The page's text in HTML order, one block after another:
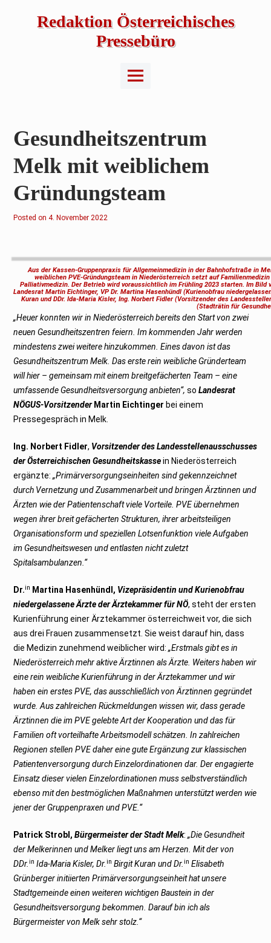
Redaktion Österreichisches
Pressebüro
Main
Menu
Gesundheitszentrum
Melk mit weiblichem
Gründungsteam
Posted on4
e
b
e
r
2
0
2
4. November 2022
Aus der Kassen-Gruppenpraxis für Allgemeinmedizin in der Bahnhofstraße in
weiblichen PVE-Gründungsteam in Niederösterreich setzt auf
Palliativmedizin. Der Betrieb wird voraussichtlich im Frühling 2023 starten. Im
Landesrat Martin Eichtinger, VP Dr. Martina Hasenhündl (Kurienobfrau
Kuran und DDr. Ida-Maria Kisler, Ing. Norbert Fidler (Vorsitzender des
(Stadträtin für
„Heuer konnten wir in Niederösterreich bereits den Start von zwei
neuen Gesundheitszentren feiern. Im kommenden Jahr werden
mindestens zwei weitere hinzukommen. Eines davon ist das
Gesundheitszentrum Melk. Das erste rein weibliche Gründerteam
will hier – gemeinsam mit einem breitgefächerten Team – eine
umfassende Gesundheitsversorgung anbieten“, soLandesrat
NÖGUS-VorsitzenderMartin Eichtinger bei einem
Pressegespräch in Melk.
Ing. Norbert Fidler, Vorsitzender des Landesstellenausschusses
der Österreichischen Gesundheitskassein Niederösterreich
ergänzte:„Primärversorgungseinheiten sind gekennzeichnet
durch Vernetzung und Zusammenarbeit und bringen Ärztinnen und
Ärzten wie der Patientenschaft viele Vorteile. PVE übernehmen
wegen ihrer breit gefächerten Strukturen, ihrer arbeitsteiligen
Organisationsform und speziellen Lotsenfunktion viele Aufgaben
im Gesundheitswesen und entlasten nicht zuletzt
Spitalsambulanzen.“
Dr.in Martina Hasenhündl, Vizepräsidentin und Kurienobfrau
niedergelassene Ärzte der Ärztekammer für NÖ, steht der ersten
Kurienführung einer Ärztekammer österreichweit vor, die sich
aus drei Frauen zusammensetzt. Sie weist darauf hin, dass
die Medizin zunehmend weiblicher wird:„Erstmals gibt es in
Niederösterreich mehr aktive Ärztinnen als Ärzte. Weiters haben wir
eine rein weibliche Kurienführung in der Ärztekammer und wir
haben ein erstes PVE, das ausschließlich von Ärztinnen gegründet
wurde. Aus zahlreichen Rückmeldungen wissen wir, dass gerade
Ärztinnen die im PVE gelebte Art der Kooperation und das für
Familien oft vorteilhafte Arbeitsmodell schätzen. In zahlreichen
Regionen stellen PVE daher eine gute Ergänzung zur klassischen
Patientenversorgung durch Einzelordinationen dar. Der engagierte
Einsatz dieser vielen Einzelordinationen muss selbstverständlich
ebenso mit den bestmöglichen Maßnahmen unterstützt werden wie
jener der Gruppenpraxen und PVE.“
Patrick Strobl, Bürgermeister der Stadt Melk:„Die Gesundheit
der Melkerinnen und Melker liegt uns am Herzen. Mit der von
DDr. in Ida-Maria Kisler, Dr. in Birgit Kuran und Dr. in Elisabeth
Grünberger initiierten Primärversorgungseinheit hat unsere
Stadtgemeinde einen weiteren wichtigen Baustein in der
Gesundheitsversorgung bekommen. Darauf bin ich als
Bürgermeister von Melk sehr stolz.“